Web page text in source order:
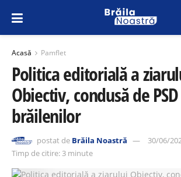
Acasă Pamflet
Politica editorială a
Obiectiv, condusă de
brăilenilor
postat de Brăila Noastră
30/06/
Timp de citire: 3 minute